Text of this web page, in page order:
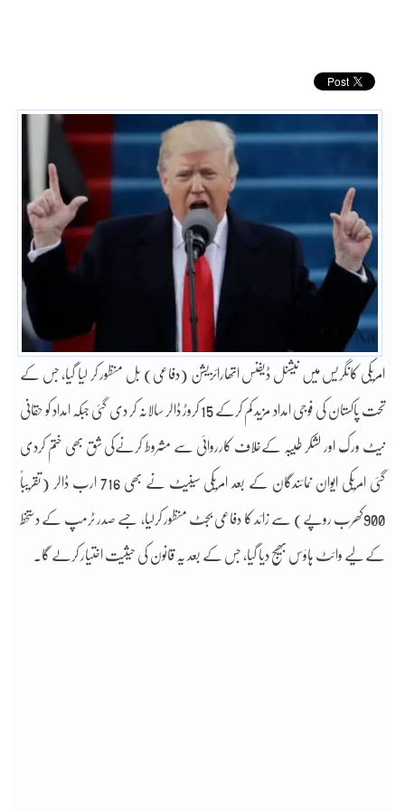
امریکی کانگریس میں نیشنل ڈیفنس اتھارائزیشن (دفاعی) بل منظور کر لیا گیا، جس کے
تحت پاکستان کی فوجی امداد مزید کم کرکے 15 کروڑ ڈالر سالانہ کر دی گئی جبکہ امداد کو حقانی
نیٹ ورک اور لشکر طیبہ کےخلاف کارروائی سے مشروط کرنےکی شق بھی ختم کردی
گئی امریکی ایوان نمائندگان کے بعد امریکی سینیٹ نے بھی 716 ارب ڈالر (تقریباً
900کھرب روپے) سے زائد کا دفاعی بجٹ منظور کرلیا، جسے صدر ٹرمپ کے دستخط
کے لیے وائٹ ہاؤس بھیج دیا گیا، جس کے بعد یہ قانون کی حیثیت اختیار کرلے گا۔